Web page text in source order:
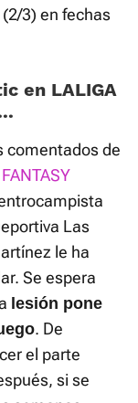
3) en fechas
en LALIGA
comentados de
Las
le ha
Se espera
lesión pone
. De
el parte
si se